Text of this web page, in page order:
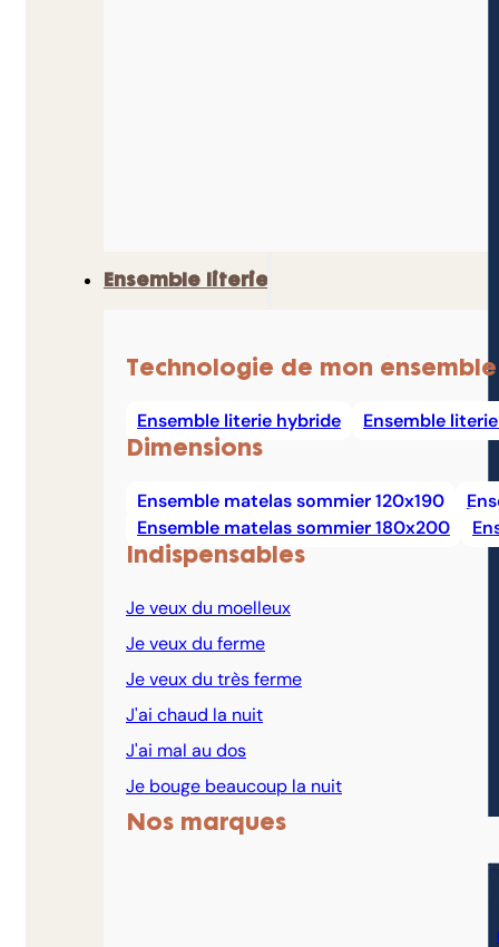
Ensemble literie
Technologie de mon ensemble
Ensemble literie hybride Ensemble
Dimensions
Ensemble matelas sommier 120x190
Ensemble matelas sommier 180x200
Indispensables
Je veux du moelleux
Je veux du ferme
Je veux du très ferme
J'ai chaud la nuit
J'ai mal au dos
Je bouge beaucoup la nuit
Nos marques